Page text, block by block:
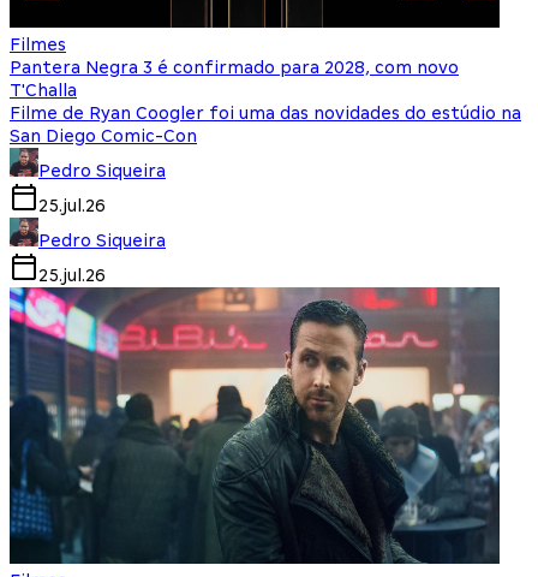
Filmes
Pantera Negra 3 é confirmado para 2028, com novo
T'Challa
Filme de Ryan Coogler foi uma das novidades do estúdio na
San Diego Comic-Con
Pedro Siqueira
25.jul.26
Pedro Siqueira
25.jul.26